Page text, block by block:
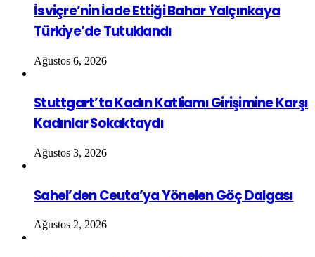
İsviçre’nin İade Ettiği Bahar Yalçınkaya
Türkiye’de Tutuklandı
Ağustos 6, 2026
Stuttgart’ta Kadın Katliamı Girişimine Karşı
Kadınlar Sokaktaydı
Ağustos 3, 2026
Sahel’den Ceuta’ya Yönelen Göç Dalgası
Ağustos 2, 2026